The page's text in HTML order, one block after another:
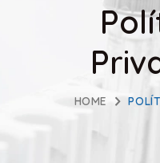
HOME